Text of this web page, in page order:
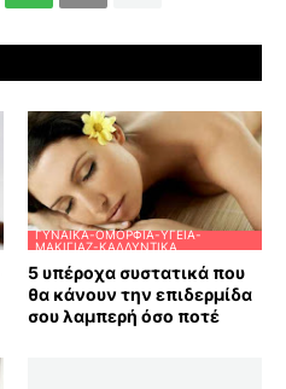
ΓΥΝΑΊΚΑ-ΟΜΟΡΦΙΆ-ΥΓΕΊΑ-
ΜΑΚΙΓΙΆΖ-ΚΑΛΛΥΝΤΙΚΆ
5 υπέροχα συστατικά που
θα κάνουν την επιδερμίδα
σου λαμπερή όσο ποτέ